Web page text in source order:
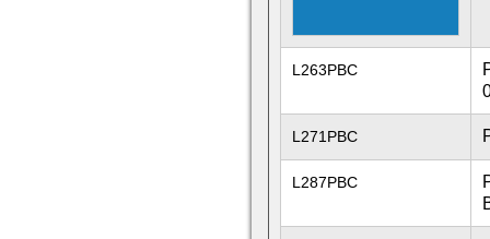
L263PBC
L271PBC
L287PBC